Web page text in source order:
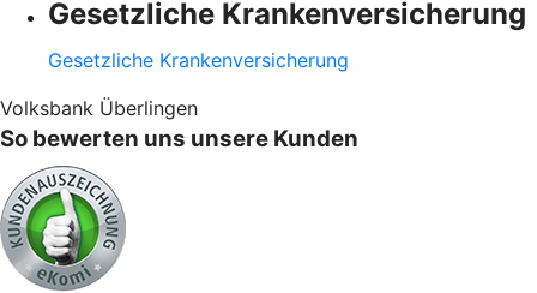
Gesetzliche Krankenversicherung
Gesetzliche Krankenversicherung
Volksbank Überlingen
So bewerten uns unsere Kunden